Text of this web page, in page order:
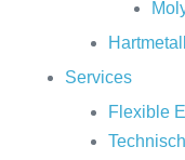
Hartmetall
Services
Flexible